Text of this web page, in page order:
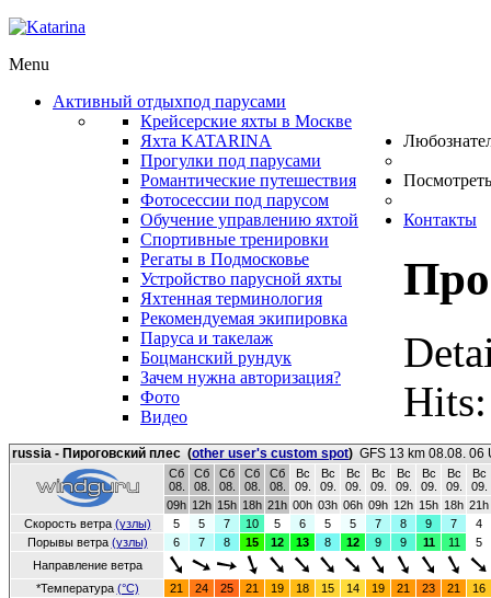
Menu
Активный отдыхпод парусами
Крейсерские яхты в Москве
Яхта KATARINA
Прогулки под парусами
Романтические путешествия
Фотосессии под парусом
Обучение управлению яхтой
Спортивные тренировки
Регаты в Подмосковье
Устройство парусной яхты
Яхтенная терминология
Рекомендуемая экипировка
Паруса и такелаж
Боцманский рундук
Зачем нужна авторизация?
Посмотреть
Фото
Видео
Контакты
russia - Пироговский плес (other user's custom spot) GFS 13 km 08.08. 06
Сб
08.
Сб
08.
Сб
08.
Сб
08.
Сб
08.
Вс
09.
Вс
09.
Вс
09.
Вс
09.
Вс
09.
Вс
09.
Вс
09.
Вс
09.
09h 12h 15h 18h 21h 00h 03h 06h 09h 12h 15h 18h 21h
Скорость ветра (узлы) 5 5 7 10 5 6 5 5 7 8 9 7
4
Порывы ветра (узлы) 6 7 8 15 12 13 8 12 9 9 11 11
5
Направление ветра
*Температура (°C) 21 24 25 21 19 18 15 14 19 21 23 21 16